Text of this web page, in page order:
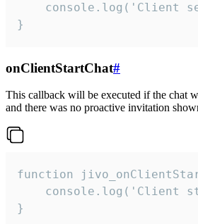
console.log('Client
}
onClientStartChat#
This callback will be executed if the chat
and there was no proactive invitation
function
console.log('Client
}